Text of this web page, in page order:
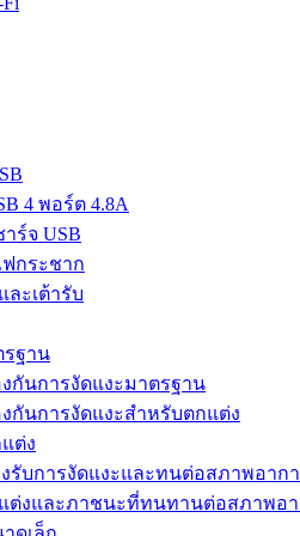
4 พอร์ต 4.8A
ร์จ USB
กระชาก
ะเต้ารับ
รฐาน
กันการงัดแงะมาตรฐาน
กันการงัดแงะสำหรับตกแต่ง
ต่ง
รับการงัดแงะและทนต่อสภาพอาก
ต่งและภาชนะที่ทนทานต่อสภาพอ